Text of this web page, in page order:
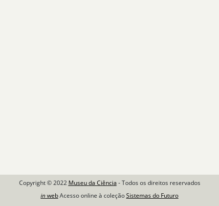
Copyright © 2022 Museu da Ciência - Todos os direitos reservados
inwebAcesso online à coleçãoSistemas do Futuro